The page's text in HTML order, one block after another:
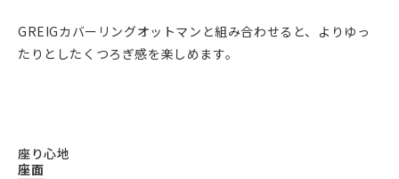
GREIGカバーリングオットマンと組み合わせると、よりゆっ
たりとしたくつろぎ感を楽しめます。
座り心地
座面